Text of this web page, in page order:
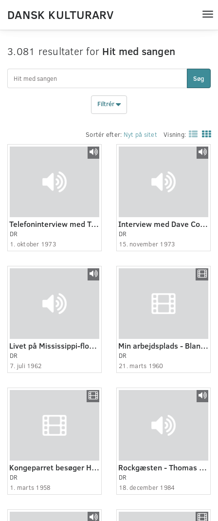
DANSK KULTURARV
3.081 resultater for Hit med sangen
Søg
Filtrér
Sortér efter: Nyt på sitet Visning:
Telefoninterview med Trevor Lucas
DR
1. oktober 1973
Interview med Dave Cousins
DR
15. november 1973
Livet på Mississippi-floden - rejsebrev fra USA 5:10
DR
7. juli 1962
Min arbejdsplads - Blandt glaspustere rakkere og stegte sild
DR
21. marts 1960
Kongeparret besøger Holmegaard Glasværk
DR
1. marts 1958
Rockgæsten - Thomas Gjurup
DR
18. december 1984